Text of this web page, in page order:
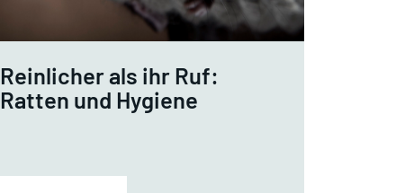
Reinlicher als ihr Ruf:
Ratten und Hygiene